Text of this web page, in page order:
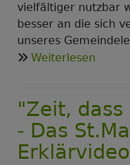
vielfältiger nutzbar
besser an die sich
unseres
Weiterlesen
Vision
für
die
"Zeit, dass
- Das
Erklärvideo